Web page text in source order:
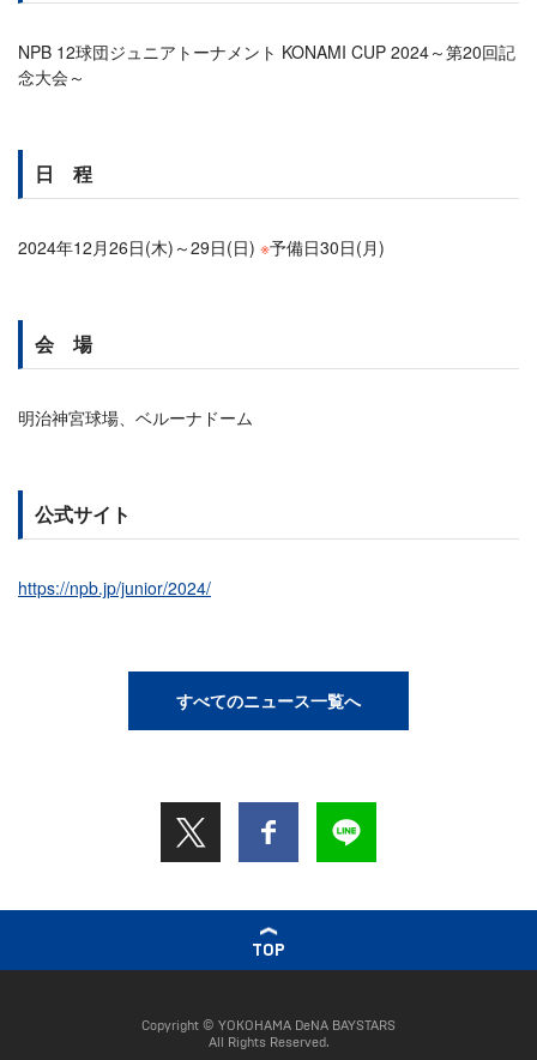
NPB 12球団ジュニアトーナメント KONAMI CUP 2024～第20回記
念大会～
日 程
2024年12月26日(木)～29日(日) ※予備日30日(月)
会 場
明治神宮球場、ベルーナドーム
公式サイト
https://npb.jp/junior/2024/
すべてのニュース一覧へ
TOP
Copyright © YOKOHAMA DeNA BAYSTARS
All Rights Reserved.